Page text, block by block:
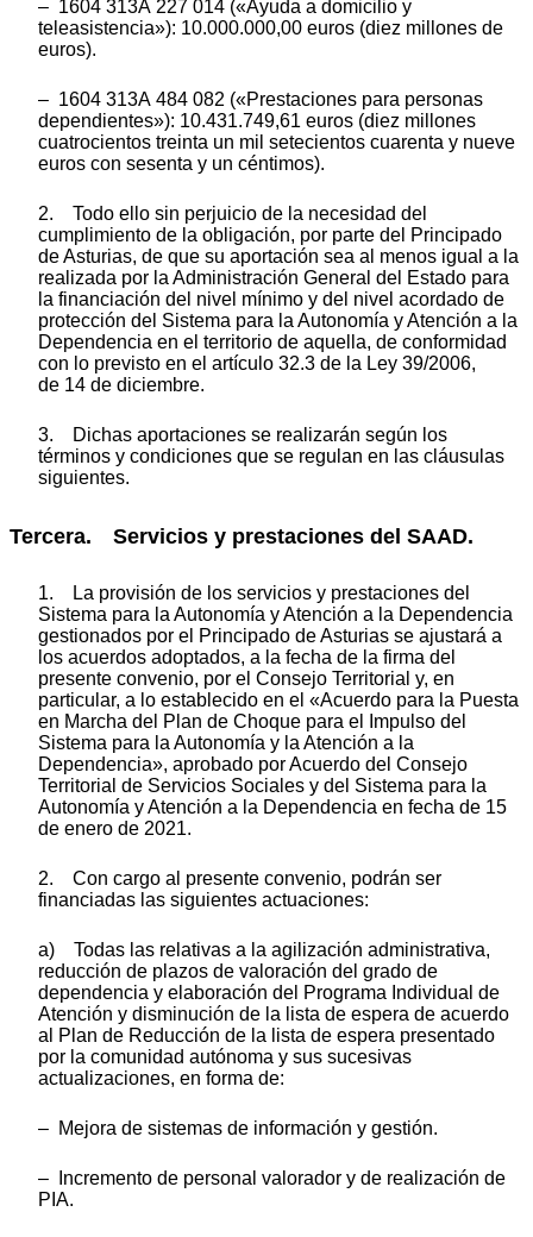
– 1604 313A 227 014 («Ayuda a domicilio y
teleasistencia»): 10.000.000,00 euros (diez millones de
euros).
– 1604 313A 484 082 («Prestaciones para personas
dependientes»): 10.431.749,61 euros (diez millones
cuatrocientos treinta un mil setecientos cuarenta y nueve
euros con sesenta y un céntimos).
2. Todo ello sin perjuicio de la necesidad del
cumplimiento de la obligación, por parte del Principado
de Asturias, de que su aportación sea al menos igual a la
realizada por la Administración General del Estado para
la financiación del nivel mínimo y del nivel acordado de
protección del Sistema para la Autonomía y Atención a la
Dependencia en el territorio de aquella, de conformidad
con lo previsto en el artículo 32.3 de la Ley 39/2006,
de 14 de diciembre.
3. Dichas aportaciones se realizarán según los
términos y condiciones que se regulan en las cláusulas
siguientes.
Tercera. Servicios y prestaciones del SAAD.
1. La provisión de los servicios y prestaciones del
Sistema para la Autonomía y Atención a la Dependencia
gestionados por el Principado de Asturias se ajustará a
los acuerdos adoptados, a la fecha de la firma del
presente convenio, por el Consejo Territorial y, en
particular, a lo establecido en el «Acuerdo para la Puesta
en Marcha del Plan de Choque para el Impulso del
Sistema para la Autonomía y la Atención a la
Dependencia», aprobado por Acuerdo del Consejo
Territorial de Servicios Sociales y del Sistema para la
Autonomía y Atención a la Dependencia en fecha de 15
de enero de 2021.
2. Con cargo al presente convenio, podrán ser
financiadas las siguientes actuaciones:
a) Todas las relativas a la agilización administrativa,
reducción de plazos de valoración del grado de
dependencia y elaboración del Programa Individual de
Atención y disminución de la lista de espera de acuerdo
al Plan de Reducción de la lista de espera presentado
por la comunidad autónoma y sus sucesivas
actualizaciones, en forma de:
– Mejora de sistemas de información y gestión.
– Incremento de personal valorador y de realización de
PIA.